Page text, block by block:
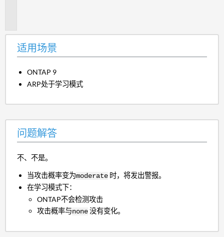
适用场景
ONTAP 9
ARP处于学习模式
问题解答
不、不是。
当攻击概率变为moderate 时，将发出警报。
在学习模式下：
ONTAP不会检测攻击
攻击概率与none没有变化。